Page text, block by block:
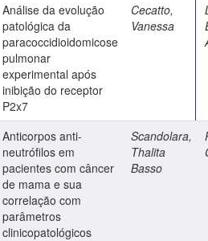
Análise da evolução
patológica da
paracoccidioidomicose
pulmonar
experimental após
inibição do receptor
P2x7
Cecatto,
Vanessa
Anticorpos anti-
neutrófilos em
pacientes com câncer
de mama e sua
correlação com
parâmetros
clinicopatológicos
Scandolara,
Thalita
Basso